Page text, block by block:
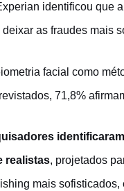
identificou que
as fraudes mais
facial como
71,8%
realistas, projetados
mais